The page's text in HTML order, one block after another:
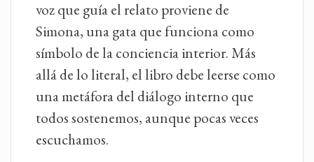
voz que guía el relato proviene de
Simona, una gata que funciona como
símbolo de la conciencia interior. Más
allá de lo literal, el libro debe leerse como
una metáfora del diálogo interno que
todos sostenemos, aunque pocas veces
escuchamos.